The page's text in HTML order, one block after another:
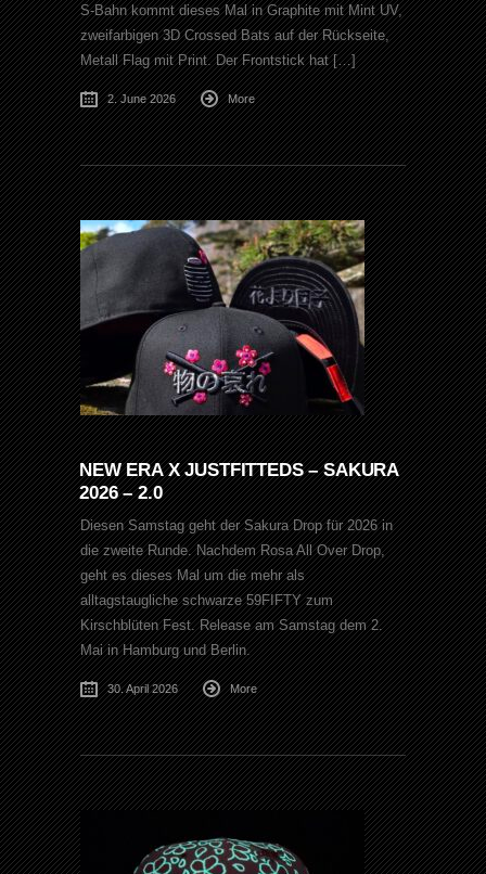
S-Bahn kommt dieses Mal in Graphite mit Mint UV,
zweifarbigen 3D Crossed Bats auf der Rückseite,
Metall Flag mit Print. Der Frontstick hat […]
2. June 2026 More
NEW ERA X JUSTFITTEDS – SAKURA
2026 – 2.0
Diesen Samstag geht der Sakura Drop für 2026 in
die zweite Runde. Nachdem Rosa All Over Drop,
geht es dieses Mal um die mehr als
alltagstaugliche schwarze 59FIFTY zum
Kirschblüten Fest. Release am Samstag dem 2.
Mai in Hamburg und Berlin.
30. April 2026 More